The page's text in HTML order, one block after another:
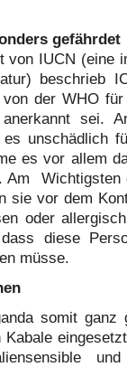
gefährdet
von IUCN (eine
beschrieb
der WHO für
sei.
unschädlich
es vor allem
Am Wichtigsten
sie vor dem
oder
diese
müsse.
somit ganz
und